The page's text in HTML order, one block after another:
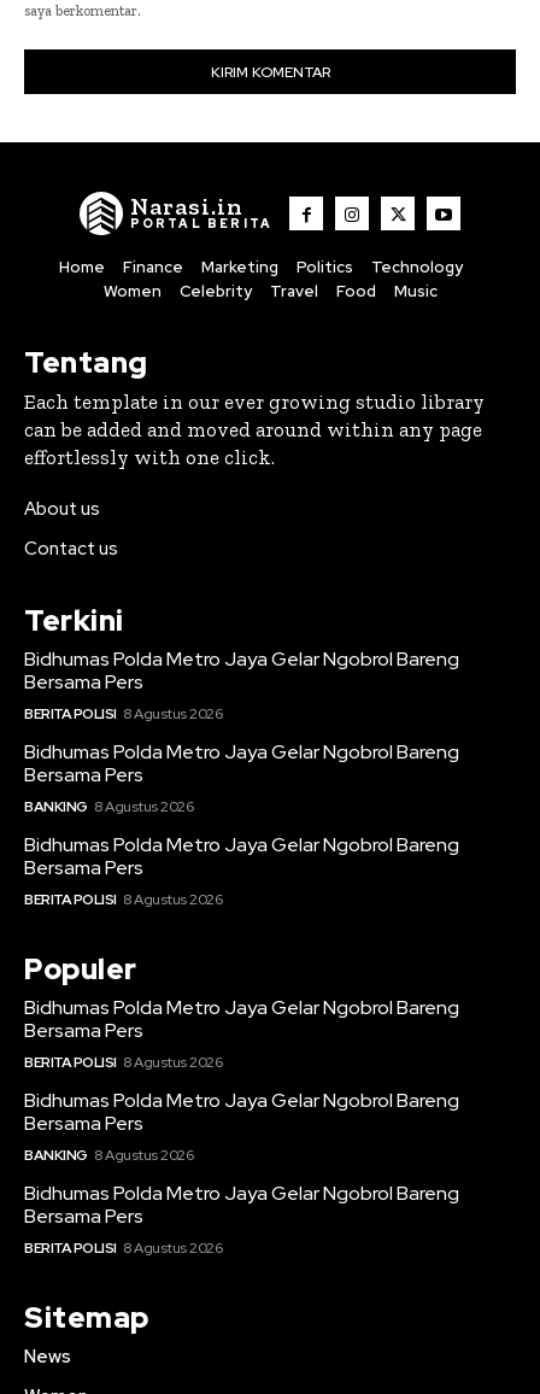
saya berkomentar.
Narasi.in
PORTAL BERITA
Home Finance Marketing Politics
Technology
Women
Celebrity Travel Food Music
Tentang
Each template in our ever growing studio library
can be added and moved around within any page
effortlessly with one click.
About us
Contact us
Terkini
Bidhumas Polda Metro Jaya Gelar Ngobrol Bareng
Bersama Pers
BERITA POLISI 8 Agustus 2026
Bidhumas Polda Metro Jaya Gelar Ngobrol Bareng
Bersama Pers
BANKING 8 Agustus 2026
Bidhumas Polda Metro Jaya Gelar Ngobrol Bareng
Bersama Pers
BERITA POLISI 8 Agustus 2026
Populer
Bidhumas Polda Metro Jaya Gelar Ngobrol Bareng
Bersama Pers
BERITA POLISI 8 Agustus 2026
Bidhumas Polda Metro Jaya Gelar Ngobrol Bareng
Bersama Pers
BANKING 8 Agustus 2026
Bidhumas Polda Metro Jaya Gelar Ngobrol Bareng
Bersama Pers
BERITA POLISI 8 Agustus 2026
Sitemap
News